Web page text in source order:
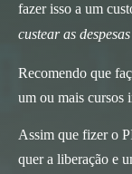
fazer isso a um
custear as
Recomendo que
um ou mais cursos
Assim que fizer o
quer a liberação e